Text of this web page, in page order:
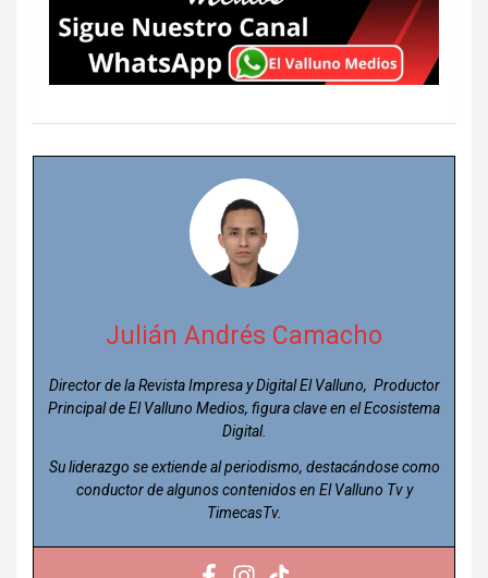
Julián Andrés Camacho
Director de la Revista Impresa y Digital El Valluno, Productor
Principal de El Valluno Medios, figura clave en el Ecosistema
Digital.
Su liderazgo se extiende al periodismo, destacándose como
conductor de algunos contenidos en El Valluno Tv y
TimecasTv.